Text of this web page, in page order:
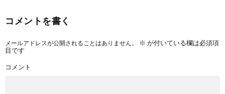
コメントを書く
メールアドレスが公開されることはありません。 ※ が付いている欄は必須項
目です
コメント